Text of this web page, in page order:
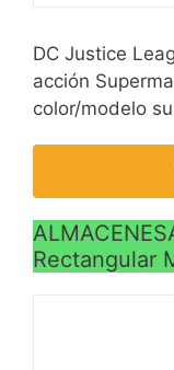
DC Justice
acción
color/modelo
Rectangular